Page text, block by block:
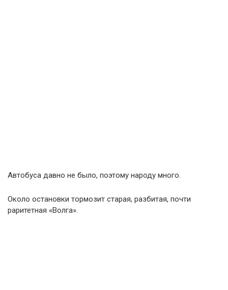
Автобуса давно не было, поэтому народу много.
Около остановки тормозит старая, разбитая, почти
раритетная «Волга».